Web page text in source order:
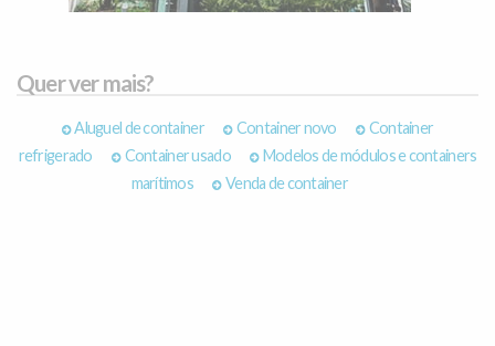
Quer ver mais?
Aluguel de container Container novo
Container
refrigerado
Container usado
Modelos de módulos e containers
marítimos
Venda de container